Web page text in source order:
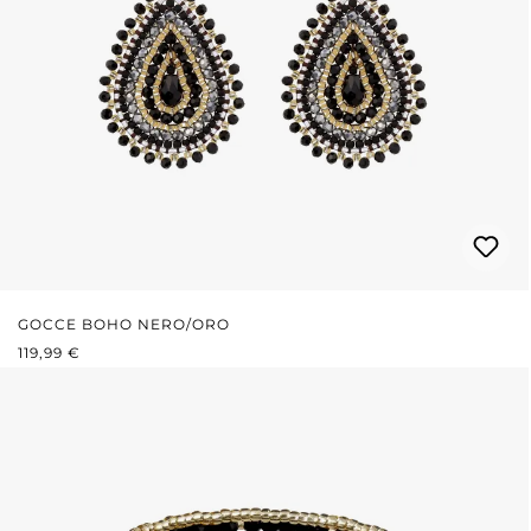
GOCCE BOHO NERO/ORO
PREZZO NORMALE:
119,99 €